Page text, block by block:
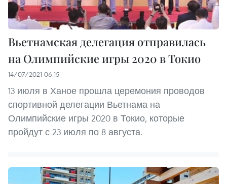
Вьетнамская делегация отправилась
на Олимпийские игры 2020 в Токио
14/07/2021 06:15
13 июля в Ханое прошла церемония проводов
спортивной делегации Вьетнама на
Олимпийские игры 2020 в Токио, которые
пройдут с 23 июля по 8 августа.